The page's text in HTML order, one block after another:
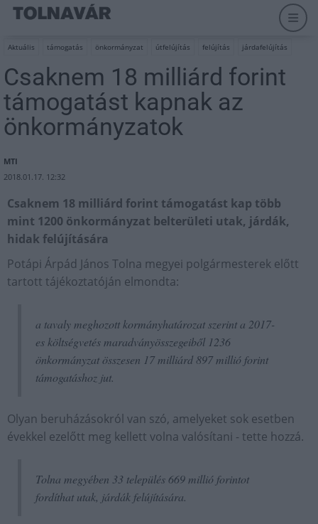
Aktuális támogatás önkormányzat útfelújítás felújítás járdafelújítás
Csaknem 18 milliárd forint
támogatást kapnak az
önkormányzatok
MTI
2018.01.17. 12:32
Csaknem 18 milliárd forint támogatást kap több
mint 1200 önkormányzat belterületi utak, járdák,
hidak felújítására
Potápi Árpád János Tolna megyei polgármesterek előtt
tartott tájékoztatóján elmondta:
a tavaly meghozott kormányhatározat szerint a 2017-
es költségvetés maradványösszegeiből 1236
önkormányzat összesen 17 milliárd 897 millió forint
támogatáshoz jut.
Olyan beruházásokról van szó, amelyeket sok esetben
évekkel ezelőtt meg kellett volna valósítani - tette hozzá.
Tolna megyében 33 település 669 millió forintot
fordíthat utak, járdák felújítására.